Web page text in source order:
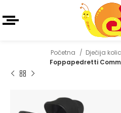
Početna Dječija
Foppapedretti